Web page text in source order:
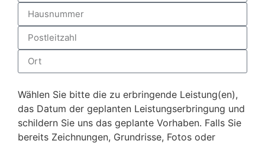
Wählen Sie bitte die zu erbringende Leistung(en),
das Datum der geplanten Leistungserbringung und
schildern Sie uns das geplante Vorhaben. Falls Sie
bereits Zeichnungen, Grundrisse, Fotos oder